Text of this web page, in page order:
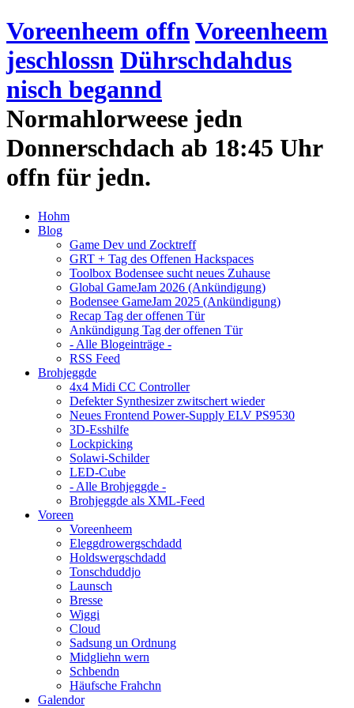
Voreenheem offnVoreenheem
jeschlossn Dührschdahdus
nisch begannd
Normahlorweese jedn
Donnerschdach ab 18:45 Uhr
offn für jedn.
Hohm
Blog
Game Dev und Zocktreff
GRT + Tag des Offenen Hackspaces
Toolbox Bodensee sucht neues Zuhause
Global GameJam 2026 (Ankündigung)
Bodensee GameJam 2025 (Ankündigung)
Recap Tag der offenen Tür
Ankündigung Tag der offenen Tür
- Alle Blogeinträge -
RSS Feed
Brohjeggde
4x4 Midi CC Controller
Defekter Synthesizer zwitschert wieder
Neues Frontend Power-Supply ELV PS9530
3D-Esshilfe
Lockpicking
Solawi-Schilder
LED-Cube
- Alle Brohjeggde -
Brohjeggde als XML-Feed
Voreen
Voreenheem
Eleggdrowergschdadd
Holdswergschdadd
Tonschduddjo
Launsch
Bresse
Wiggi
Cloud
Sadsung un Ordnung
Midgliehn wern
Schbendn
Häufsche Frahchn
Galendor